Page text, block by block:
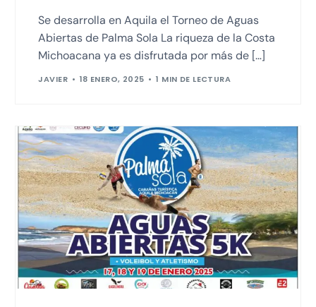
Se desarrolla en Aquila el Torneo de Aguas
Abiertas de Palma Sola La riqueza de la Costa
Michoacana ya es disfrutada por más de […]
JAVIER 18 ENERO, 2025 1 MIN DE LECTURA